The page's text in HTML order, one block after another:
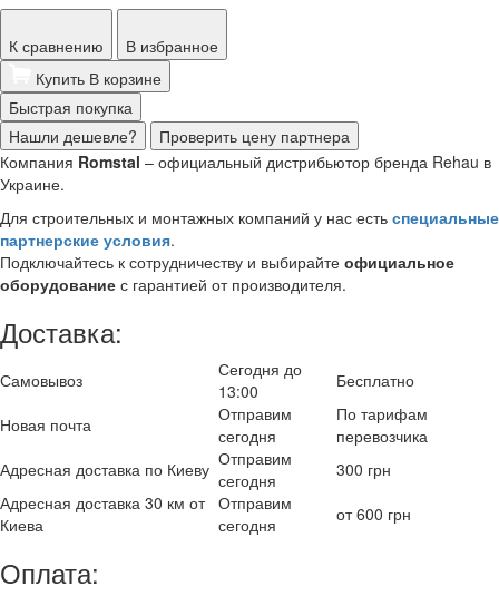
К сравнению
В избранное
Купить В корзине
Быстрая покупка
Нашли дешевле?
Проверить цену партнера
Компания Romstal – официальный дистрибьютор бренда Rehau в
Украине.
Для строительных и монтажных компаний у нас есть специальные
партнерские условия.
Подключайтесь к сотрудничеству и выбирайте официальное
оборудование с гарантией от производителя.
Доставка:
Самовывоз
Сегодня до
13:00
Бесплатно
Новая почта
Отправим
сегодня
По тарифам
перевозчика
Адресная доставка по Киеву Отправим
сегодня
300 грн
Адресная доставка 30 км от
Киева
Отправим
сегодня
от 600 грн
Оплата: